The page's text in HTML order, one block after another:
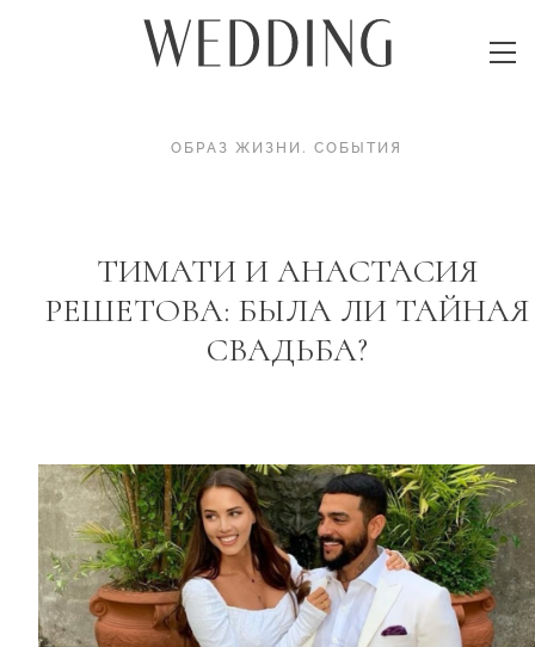
ОБРАЗ ЖИЗНИ . СОБЫТИЯ
ТИМАТИ И АНАСТАСИЯ
РЕШЕТОВА: БЫЛА ЛИ ТАЙНАЯ
СВАДЬБА?